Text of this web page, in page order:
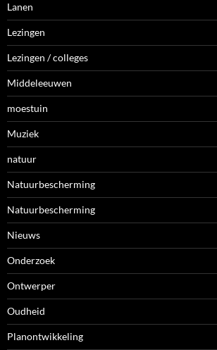
Lanen
Lezingen
Lezingen / colleges
Middeleeuwen
moestuin
Muziek
natuur
Natuurbescherming
Natuurbescherming
Nieuws
Onderzoek
Ontwerper
Oudheid
Planontwikkeling